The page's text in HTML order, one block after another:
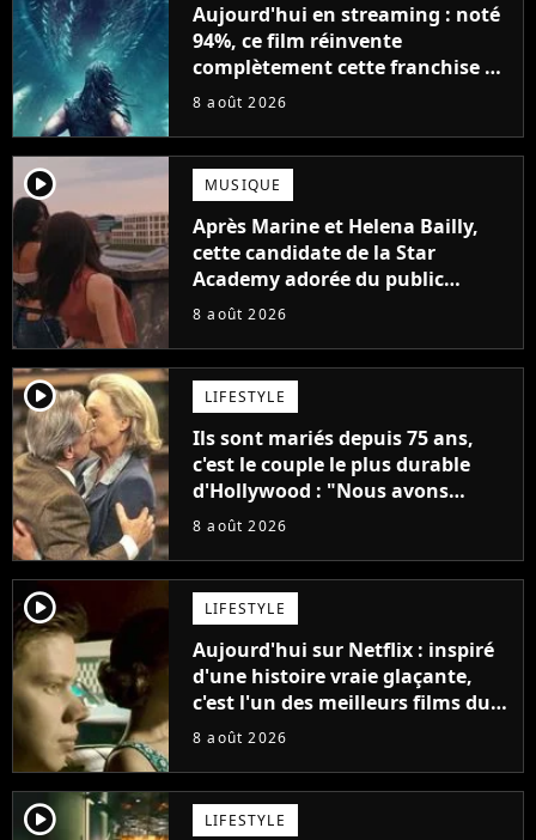
Aujourd'hui en streaming : noté
94%, ce film réinvente
complètement cette franchise de
science-fiction vieille de 40 ans
8 août 2026
player2 MUSIQUE
Après Marine et Helena Bailly,
cette candidate de la Star
Academy adorée du public
annonce son premier album,
8 août 2026
player2 LIFESTYLE
Ils sont mariés depuis 75 ans,
c'est le couple le plus durable
d'Hollywood : "Nous avons
avancé jour après jour, et les
décennies"
8 août 2026
player2 LIFESTYLE
Aujourd'hui sur Netflix : inspiré
d'une histoire vraie glaçante,
c'est l'un des meilleurs films du
21ème siècle
8 août 2026
player2 LIFESTYLE